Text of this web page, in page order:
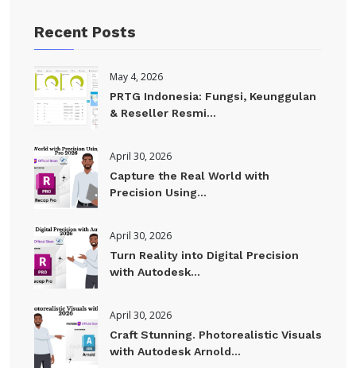
Recent Posts
May 4, 2026
PRTG Indonesia: Fungsi, Keunggulan
& Reseller Resmi...
April 30, 2026
Capture the Real World with
Precision Using...
April 30, 2026
Turn Reality into Digital Precision
with Autodesk...
April 30, 2026
Craft Stunning. Photorealistic Visuals
with Autodesk Arnold...